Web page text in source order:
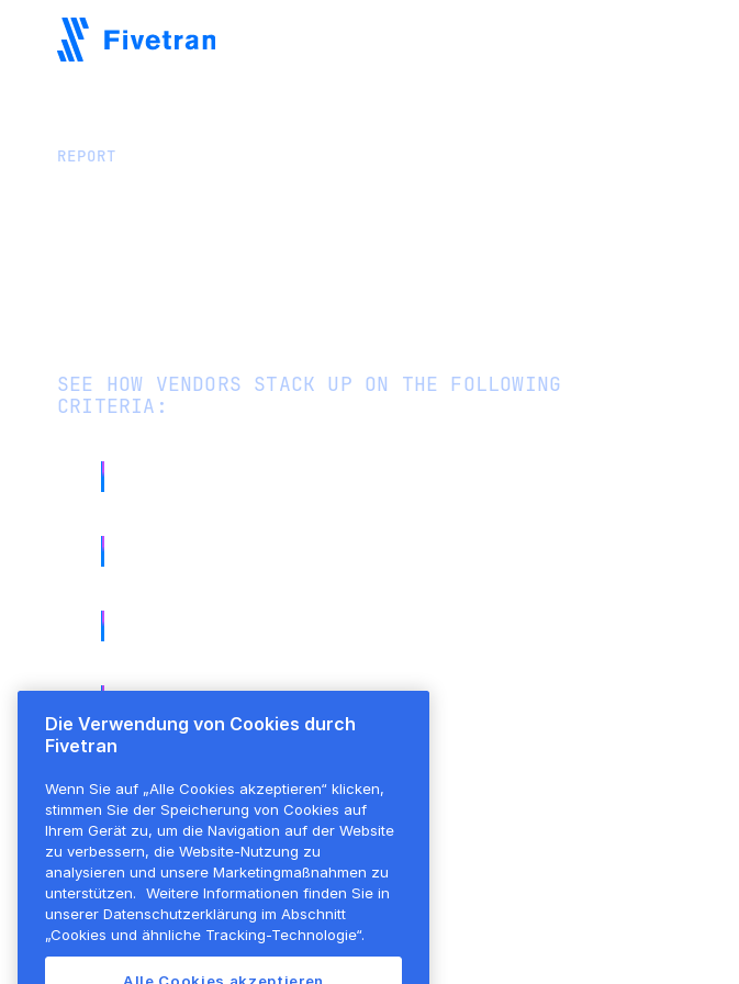
REPORT
SEE HOW VENDORS STACK UP ON THE FOLLOWING
CRITERIA:
Implementation and deployment
Die Verwendung von Cookies durch
Fivetran
Wenn Sie auf „Alle Cookies akzeptieren“ klicken,
stimmen Sie der Speicherung von Cookies auf
Ihrem Gerät zu, um die Navigation auf der Website
zu verbessern, die Website-Nutzung zu
analysieren und unsere Marketingmaßnahmen zu
unterstützen.
Weitere Informationen finden Sie in
unserer Datenschutzerklärung im Abschnitt
„Cookies und ähnliche Tracking-Technologie“.